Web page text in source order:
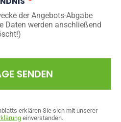
der Angebots-Abgabe
Daten werden anschließend
SENDEN
erklären Sie sich mit unserer
einverstanden.